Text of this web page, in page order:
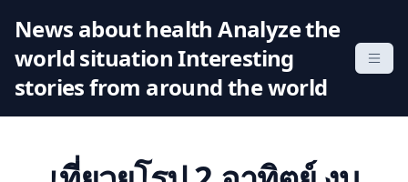
News about health Analyze the
world situation Interesting
stories from around the world